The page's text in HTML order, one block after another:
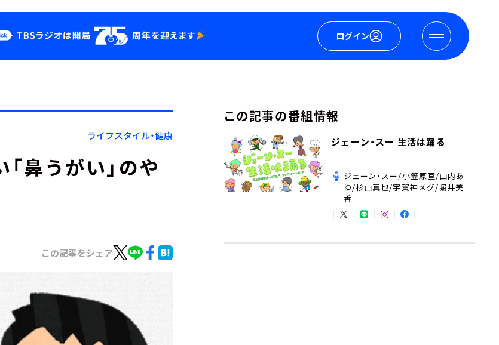
ログイン
YouTube
会社情報
ライフスタイル・健康
鼻うがい」のや
この記事をシェア
この記事の番組情報
ジェーン・スー 生活は踊る
ジェーン・スー/小笠原亘/山内あ
ゆ/杉山真也/宇賀神メグ/堀井美
香